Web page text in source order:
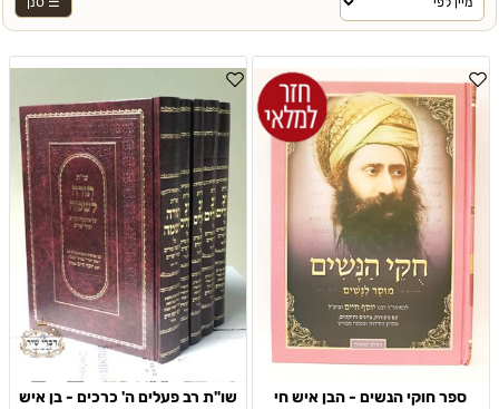
ספר חוקי הנשים - הבן איש חי
שו"ת רב פעלים ה' כרכים - בן איש